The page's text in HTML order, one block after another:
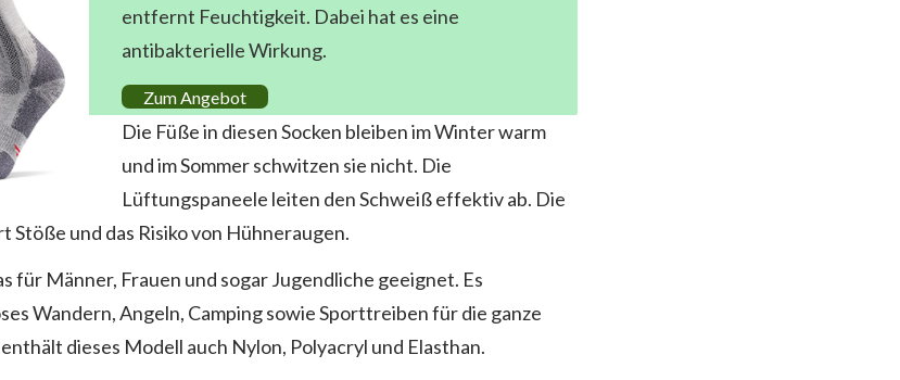
entfernt Feuchtigkeit. Dabei hat es eine
antibakterielle Wirkung.
Zum Angebot
Die Füße in diesen Socken bleiben im Winter warm
und im Sommer schwitzen sie nicht. Die
Lüftungspaneele leiten den Schweiß effektiv ab. Die
und das Risiko von Hühneraugen.
für Männer, Frauen und sogar Jugendliche geeignet. Es
Wandern, Angeln, Camping sowie Sporttreiben für die ganze
dieses Modell auch Nylon, Polyacryl und Elasthan.